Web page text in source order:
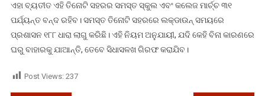
ଏହା ବ୍ୟତୀତ ଏହି ତିନୋଟି ସହରର ସମସ୍ତ ସ୍କୁଲ ଏବଂ କଲେଜ ମାର୍ଚ୍ଚ ୩୧
ପର୍ଯ୍ୟନ୍ତ ବନ୍ଦ ରହିବ। ସମସ୍ତ ତିନୋଟି ସହରରେ ଲକ୍‌ଡାଉନ୍‌ ସମୟରେ
ପ୍ରଶାସନ ୧୮୮ ଧାରା ଲାଗୁ କରିଛି। ଏହି ନିୟମ ଅନୁଯାୟୀ, ଯଦି କେହି ବିନା କାରଣରେ
ଘରୁ ବାହାରକୁ ଯାଆନ୍ତି, ତେବେ ସିଧାସଳଖ ଗିରଫ କରାଯିବ।
Post Views: 237